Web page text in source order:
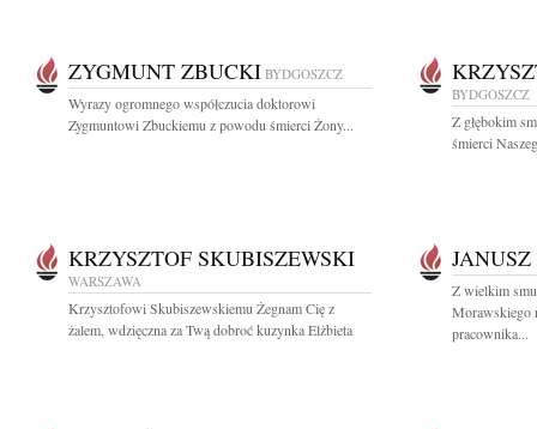
ZYGMUNT ZBUCKI BYDGOSZCZ
Wyrazy ogromnego współczucia doktorowi
Zygmuntowi Zbuckiemu z powodu śmierci Żony...
BYDGOSZCZ
Z głębokim
śmierci
KRZYSZTOF SKUBISZEWSKI
WARSZAWA
Krzysztofowi Skubiszewskiemu Żegnam Cię z
żalem, wdzięczna za Twą dobroć kuzynka Elżbieta
Z wielkim
Morawskiego
pracownika...